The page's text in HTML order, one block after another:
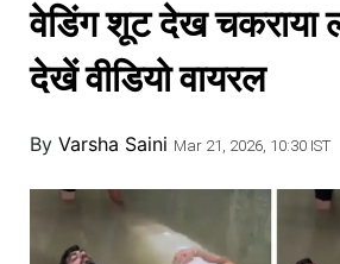
बिझनेस
लाईफस्टाईल
ट्रॅव्हल
खाना
वेडिंग शूट देख चकराया
देखें वीडियो वायरल
By Varsha Saini Mar 21, 2026, 10:30 IST